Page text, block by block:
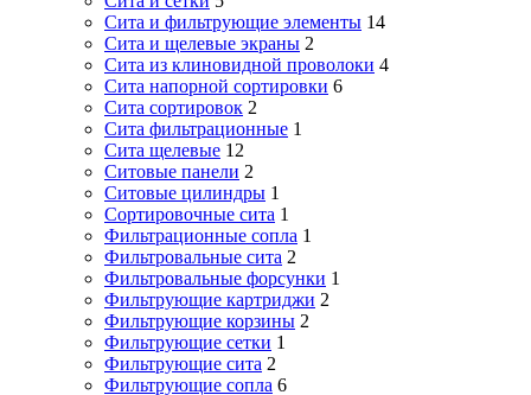
Сита и фильтрующие элементы 14
Сита и щелевые экраны 2
Сита из клиновидной проволоки 4
Сита напорной сортировки 6
Сита сортировок 2
Сита фильтрационные 1
Сита щелевые 12
Ситовые панели 2
Ситовые цилиндры 1
Сортировочные сита 1
Фильтрационные сопла 1
Фильтровальные сита 2
Фильтровальные форсунки 1
Фильтрующие картриджи 2
Фильтрующие корзины 2
Фильтрующие сетки 1
Фильтрующие сита 2
Фильтрующие сопла 6